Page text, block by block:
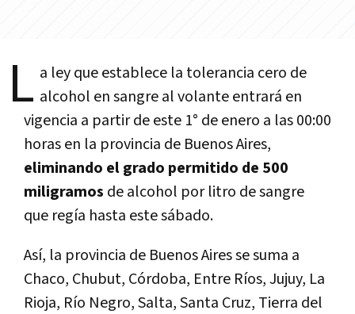
L a ley que establece la tolerancia cero de
alcohol en sangre al volante entrará en
vigencia a partir de este 1° de enero a las 00:00
horas en la provincia de Buenos Aires,
eliminando el grado permitido de 500
miligramos de alcohol por litro de sangre
que regía hasta este sábado.
Así, la provincia de Buenos Aires se suma a
Chaco, Chubut, Córdoba, Entre Ríos, Jujuy, La
Rioja, Río Negro, Salta, Santa Cruz, Tierra del